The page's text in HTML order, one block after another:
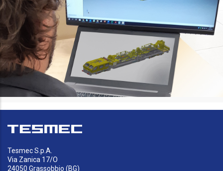
Tesmec S.p.A.
Via Zanica 17/O
24050 Grassobbio (BG)